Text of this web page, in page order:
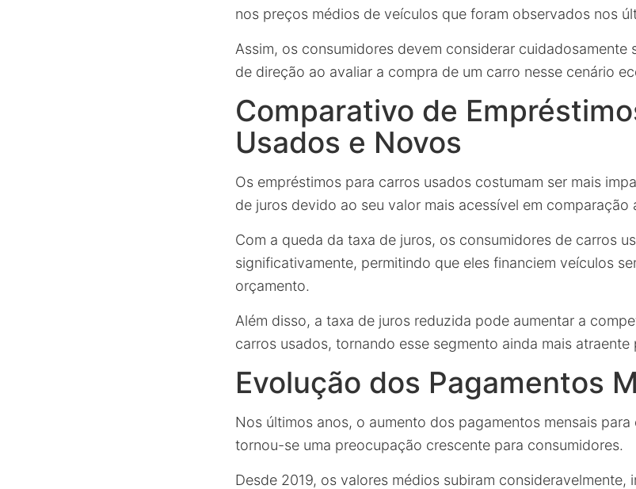
nos preços médios de veículos que foram observados nos
Assim, os consumidores devem considerar cuidadosamente
de direção ao avaliar a compra de um carro nesse cenário
Comparativo de
Usados e Novos
Os empréstimos para carros usados costumam ser mais
de juros devido ao seu valor mais acessível em comparação
Com a queda da taxa de juros, os consumidores de carros
significativamente, permitindo que eles financiem veículos
orçamento.
Além disso, a taxa de juros reduzida pode aumentar a
carros usados, tornando esse segmento ainda mais atraente
Evolução dos Pagamentos
Nos últimos anos, o aumento dos pagamentos mensais
tornou-se uma preocupação crescente para consumidores.
Desde 2019, os valores médios subiram